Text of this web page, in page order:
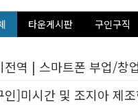
타운게시판 구인구직